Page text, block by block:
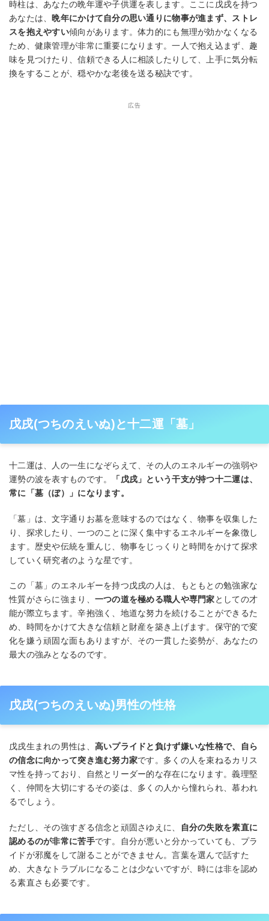
時柱は、あなたの晩年運や子供運を表します。ここに戊戌を持つ
あなたは、 晩年にかけて自分の思い通りに物事が進まず、ストレ
スを抱えやすい傾向があります。体力的にも無理が効かなくなる
ため、健康管理が非常に重要になります。一人で抱え込まず、趣
味を見つけたり、信頼できる人に相談したりして、上手に気分転
換をすることが、穏やかな老後を送る秘訣です。
広告
戊戌(つちのえいぬ)と十二運「墓」
十二運は、人の一生になぞらえて、その人のエネルギーの強弱や
運勢の波を表すものです。
「戊戌」という干支が持つ十二運は、
常に「墓（ぼ）」になります。
「墓」は、文字通りお墓を意味するのではなく、物事を収集した
り、探求したり、一つのことに深く集中するエネルギーを象徴し
ます。歴史や伝統を重んじ、物事をじっくりと時間をかけて探求
していく研究者のような星です。
この「墓」のエネルギーを持つ戊戌の人は、もともとの勉強家な
性質がさらに強まり、 一つの道を極める職人や専門家としての才
能が際立ちます。辛抱強く、地道な努力を続けることができるた
め、時間をかけて大きな信頼と財産を築き上げます。保守的で変
化を嫌う頑固な面もありますが、その一貫した姿勢が、あなたの
最大の強みとなるのです。
戊戌(つちのえいぬ)男性の性格
戊戌生まれの男性は、 高いプライドと負けず嫌いな性格で、自ら
の信念に向かって突き進む努力家です。多くの人を束ねるカリス
マ性を持っており、自然とリーダー的な存在になります。義理堅
く、仲間を大切にするその姿は、多くの人から憧れられ、慕われ
るでしょう。
ただし、その強すぎる信念と頑固さゆえに、
自分の失敗を素直に
認めるのが非常に苦手です。自分が悪いと分かっていても、プラ
イドが邪魔をして謝ることができません。言葉を選んで話すた
め、大きなトラブルになることは少ないですが、時には非を認め
る素直さも必要です。